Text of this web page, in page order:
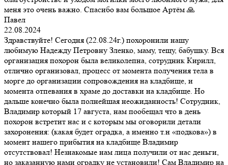
меня это очень важно. Спасибо вам большое Артём 🙏
Павел
22.08.2024
Здравствуйте! Сегодня (22.08.24г.) похоронили нашу
любимую Надежду Петровну Зленко, маму, тещу, бабушку. Вся
организация похорон была великолепна, сотрудник Кирилл,
отлично организовал, процесс от момента получения тела в
морге до организации сопровождения на кладбище, и
момента отпевания в храме до доставки на кладбище. Но
дальше конечно была полнейшая неожиданность! Сотрудник,
Владимир который 17 августа, нам пообещал что в день
похорон встретит нас и с которым мы оговорили детали
захоронения: (какая будет оградка, а именно т.н «подкова») в
момент нашего прибытия на кладбище Владимир
отсутствовал! Незнакомые нам лица получили от нас деньги,
но заказанную нами оградку не установили! Сам Владимир на